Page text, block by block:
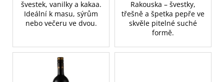
švestek, vanilky a kakaa.
Ideální k masu, sýrům
nebo večeru ve dvou.
Rakouska – švestky,
třešně a špetka pepře ve
skvěle pitelné suché
formě.